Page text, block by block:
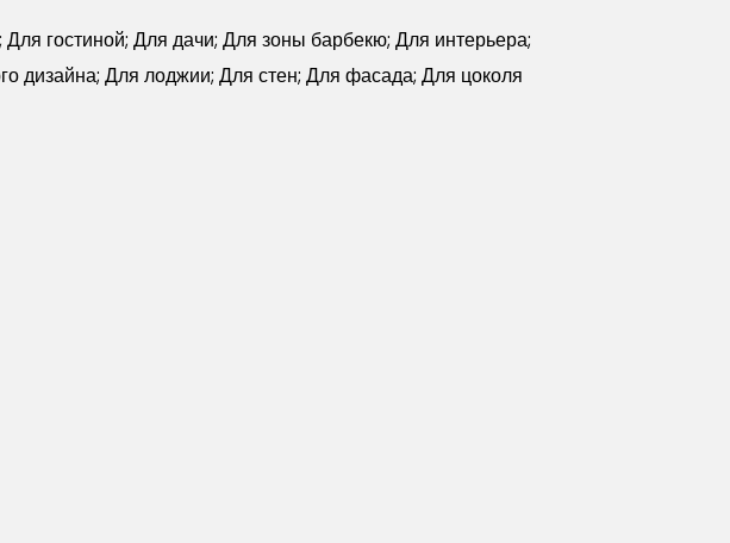
гостиной; Для дачи; Для зоны барбекю; Для интерьера;
дизайна; Для лоджии; Для стен; Для фасада; Для цоколя